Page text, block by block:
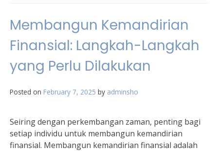
Membangun Kemandirian
Finansial: Langkah-Langkah
yang Perlu Dilakukan
Posted on February 7, 2025 by adminsho
Seiring dengan perkembangan zaman, penting bagi
setiap individu untuk membangun kemandirian
finansial. Membangun kemandirian finansial adalah